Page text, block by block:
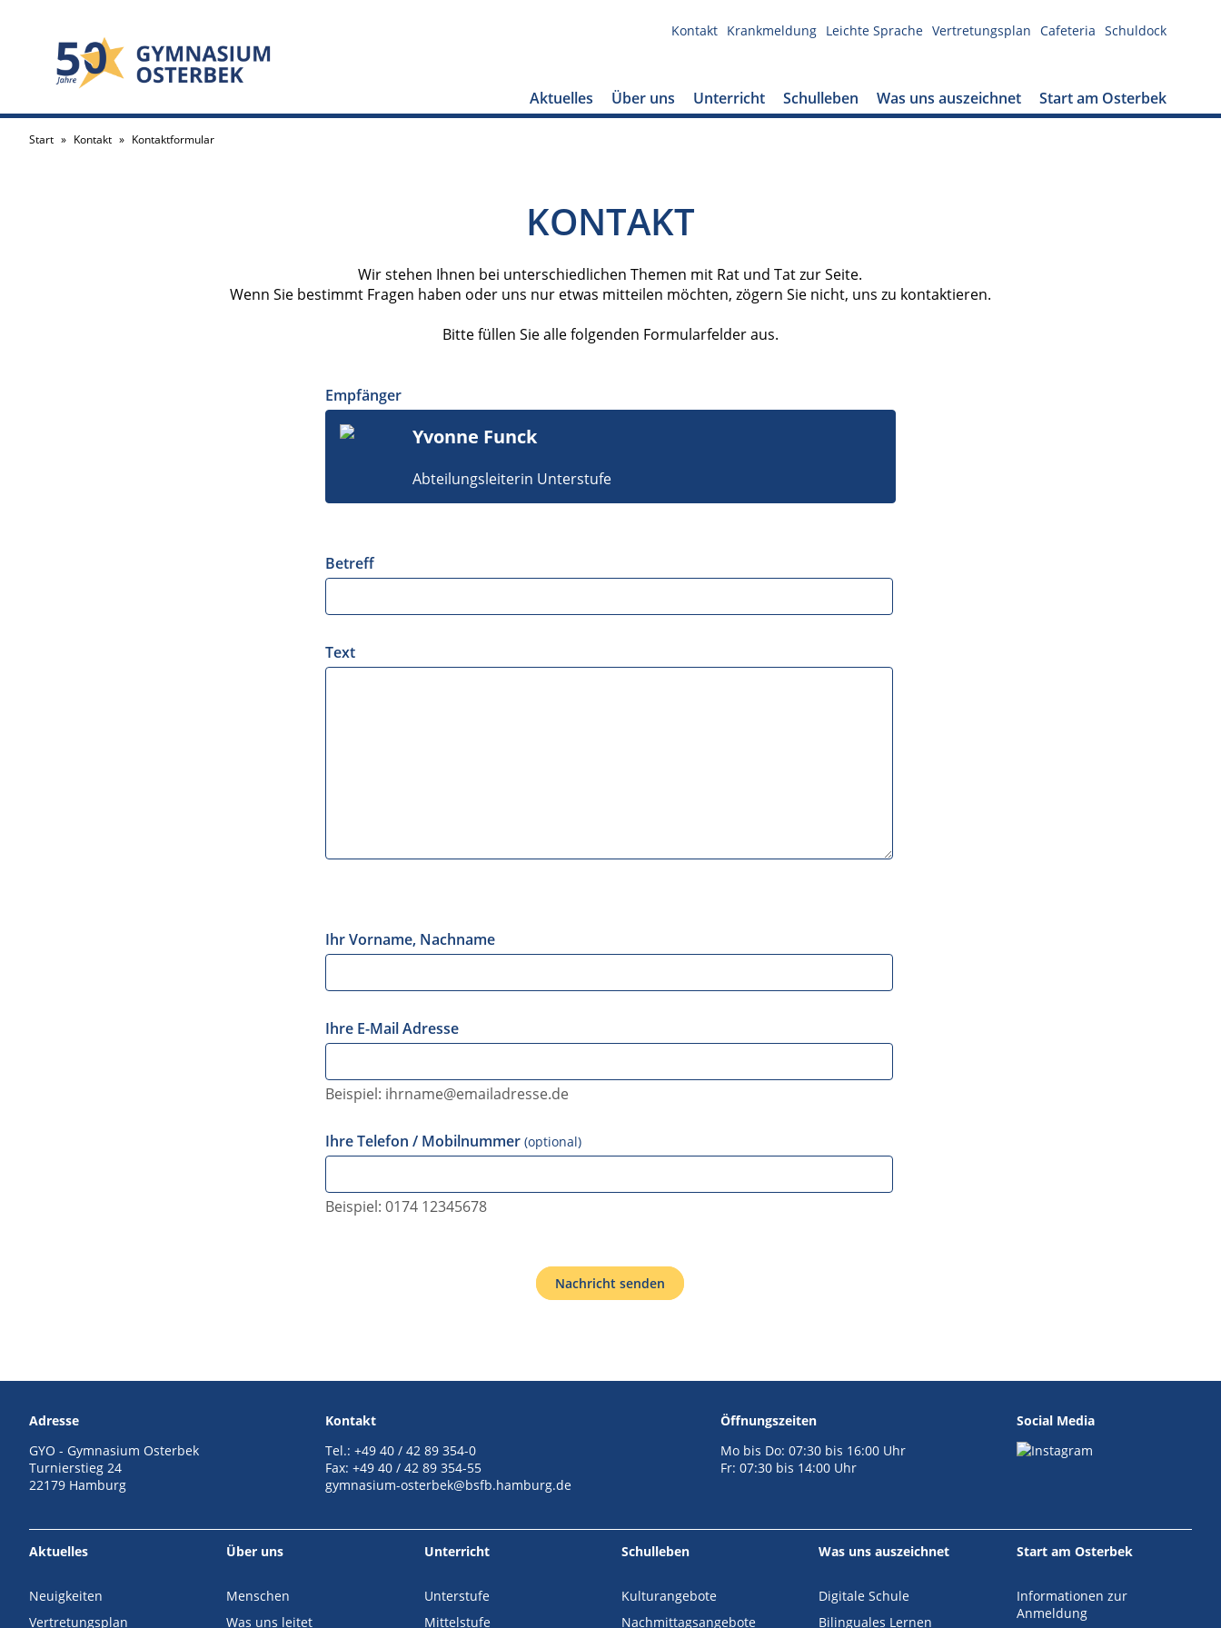
Kontakt Krankmeldung Leichte Sprache Vertretungsplan Cafeteria Schuldock
Aktuelles Über uns Unterricht Schulleben Was uns auszeichnet Start am Osterbek
Start » Kontakt » Kontaktformular
KONTAKT
Wir stehen Ihnen bei unterschiedlichen Themen mit Rat und Tat zur Seite.
Wenn Sie bestimmt Fragen haben oder uns nur etwas mitteilen möchten, zögern Sie nicht, uns zu kontaktieren.
Bitte füllen Sie alle folgenden Formularfelder aus.
Empfänger
Yvonne Funck
Abteilungsleiterin Unterstufe
Betreff
Text
Ihr Vorname, Nachname
Ihre E-Mail Adresse
Beispiel: ihrname@emailadresse.de
Ihre Telefon / Mobilnummer (optional)
Beispiel: 0174 12345678
Nachricht senden
Adresse
GYO - Gymnasium Osterbek
Turnierstieg 24
22179 Hamburg
Kontakt
Tel.: +49 40 / 42 89 354-0
Fax: +49 40 / 42 89 354-55
gymnasium-osterbek@bsfb.hamburg.de
Öffnungszeiten
Mo bis Do: 07:30 bis 16:00 Uhr
Fr: 07:30 bis 14:00 Uhr
Social Media
Aktuelles
Neuigkeiten
Vertretungsplan
Über uns
Menschen
Was uns leitet
Unterricht
Unterstufe
Mittelstufe
Schulleben
Kulturangebote
Nachmittagsangebote
Was uns auszeichnet
Digitale Schule
Bilinguales Lernen
Start am Osterbek
Informationen zur
Anmeldung